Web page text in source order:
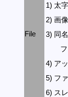
File
1) 太
2) 画
3) 同
ファ
4) ア
5) フ
6) ス